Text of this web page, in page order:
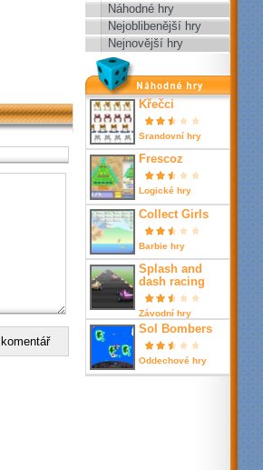
Náhodné hry
Nejoblibenější hry
Nejnovější hry
nahodné hry
Křečci
Srandovní hry
Frescoz
Logické hry
Collect Girls
Barbie hry
Splash and
dash racing
Závodní hry
Sol Bombers
Oddechové hry